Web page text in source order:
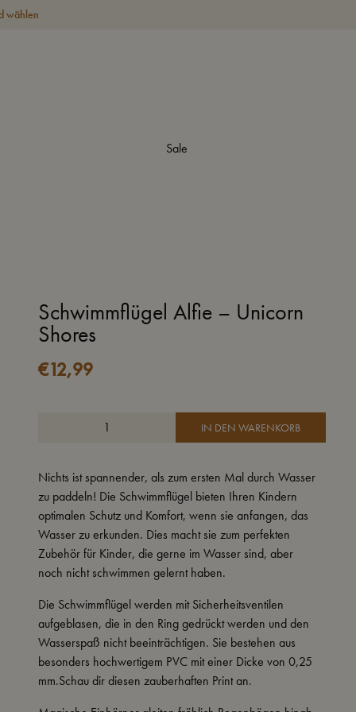
wählen
Sale
Schwimmflügel Alfie – Unicorn
Shores
€12,99
IN DEN WARENKORB
Nichts ist spannender, als zum ersten Mal durch Wasser
zu paddeln! Die Schwimmflügel bieten Ihren Kindern
optimalen Schutz und Komfort, wenn sie anfangen, das
Wasser zu erkunden. Dies macht sie zum perfekten
Zubehör für Kinder, die gerne im Wasser sind, aber
noch nicht schwimmen gelernt haben.
Die Schwimmflügel werden mit Sicherheitsventilen
aufgeblasen, die in den Ring gedrückt werden und den
Wasserspaß nicht beeinträchtigen. Sie bestehen aus
besonders hochwertigem PVC mit einer Dicke von 0,25
mm.Schau dir diesen zauberhaften Print an.